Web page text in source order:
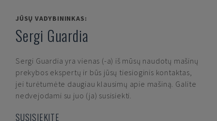
JŪSŲ VADYBININKAS:
Sergi Guardia
Sergi Guardia yra vienas (-a) iš mūsų naudotų mašinų
prekybos ekspertų ir būs jūsų tiesioginis kontaktas,
jei turėtumėte daugiau klausimų apie mašiną. Galite
nedvejodami su juo (ja) susisiekti.
SUSISIEKITE